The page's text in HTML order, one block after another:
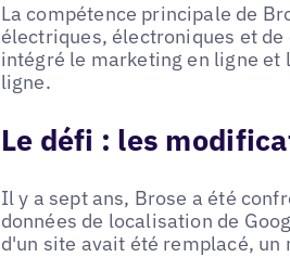
La compétence principale de
électriques, électroniques et
intégré le marketing en ligne
ligne.
Le défi : les
Il y a sept ans, Brose a été
données de localisation de
d'un site avait été remplacé,